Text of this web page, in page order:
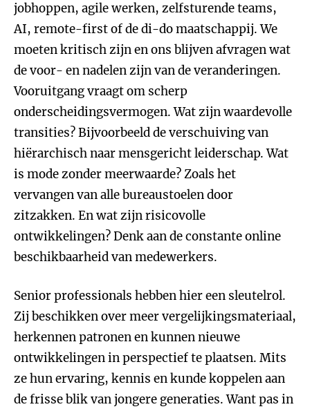
jobhoppen, agile werken, zelfsturende teams,
AI, remote-first of de di-do maatschappij. We
moeten kritisch zijn en ons blijven afvragen wat
de voor- en nadelen zijn van de veranderingen.
Vooruitgang vraagt om scherp
onderscheidingsvermogen. Wat zijn waardevolle
transities? Bijvoorbeeld de verschuiving van
hiërarchisch naar mensgericht leiderschap. Wat
is mode zonder meerwaarde? Zoals het
vervangen van alle bureaustoelen door
zitzakken. En wat zijn risicovolle
ontwikkelingen? Denk aan de constante online
beschikbaarheid van medewerkers.
Senior professionals hebben hier een sleutelrol.
Zij beschikken over meer vergelijkingsmateriaal,
herkennen patronen en kunnen nieuwe
ontwikkelingen in perspectief te plaatsen. Mits
ze hun ervaring, kennis en kunde koppelen aan
de frisse blik van jongere generaties. Want pas in